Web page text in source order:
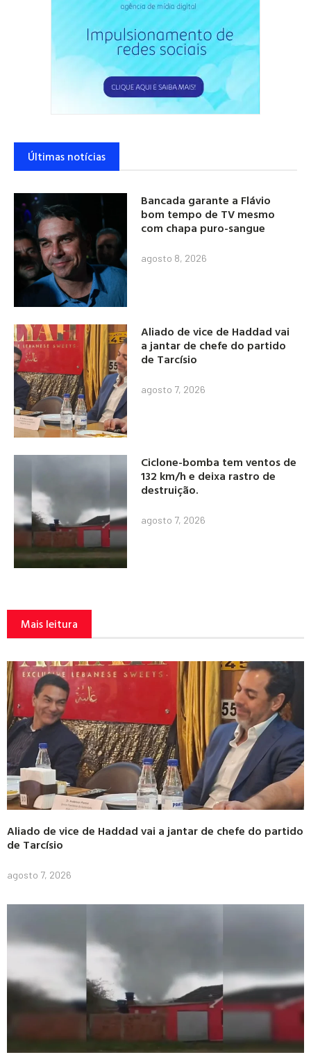
Últimas notícias
Bancada garante a Flávio
bom tempo de TV mesmo
com chapa puro-sangue
agosto 8, 2026
Aliado de vice de Haddad vai
a jantar de chefe do partido
de Tarcísio
agosto 7, 2026
Ciclone-bomba tem ventos de
132 km/h e deixa rastro de
destruição.
agosto 7, 2026
Mais leitura
Aliado de vice de Haddad vai a jantar de chefe do partido
de Tarcísio
agosto 7, 2026